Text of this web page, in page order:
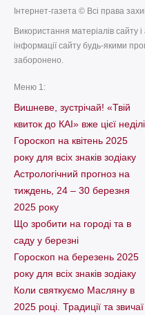
Інтернет-газета © Всі права
Використання матеріалів сайту
інформації сайту будь-якими
заборонено.
Меню 1:
Вишневе, зустрічай! «Твій
квиток до КАІ» вже цієї
Гороскоп на квітень 2025
року для всіх знаків зодіаку
Астрологічний прогноз на
тиждень, 24 – 30 березня
2025 року
Що зробити на городі та в
саду у березні
Гороскоп на березень 2025
року для всіх знаків зодіаку
Коли святкуємо Масляну в
2025 році. Традиції та звичаї